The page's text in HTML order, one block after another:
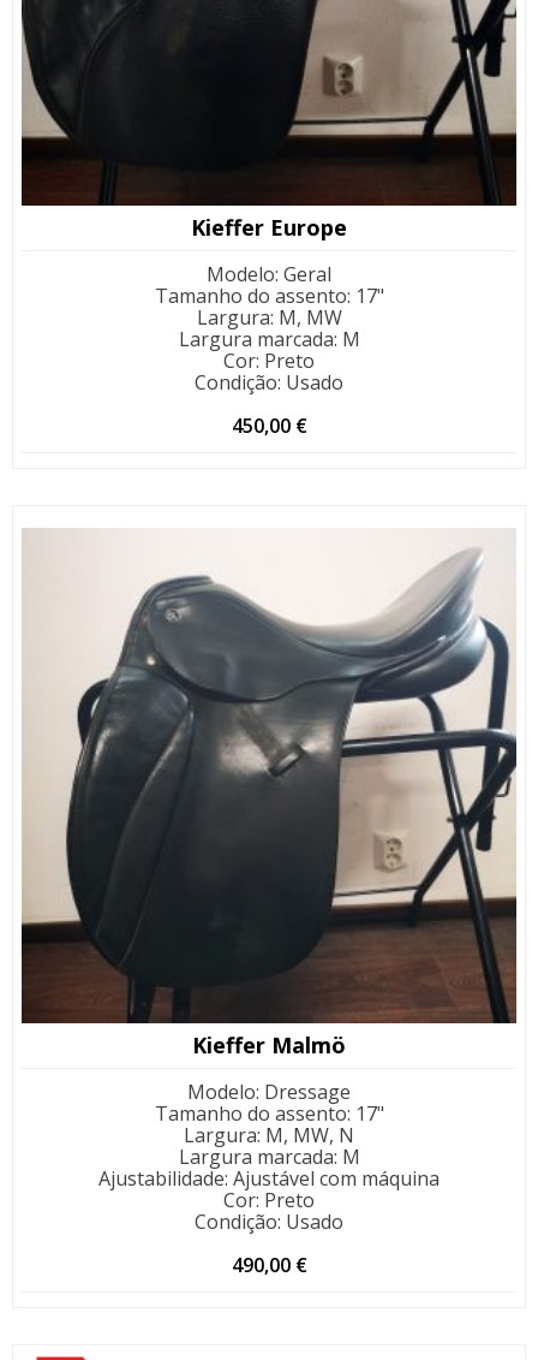
Kieffer Europe
Modelo: Geral
Tamanho do assento: 17"
Largura: M, MW
Largura marcada: M
Cor: Preto
Condição: Usado
450,00 €
Kieffer Malmö
Modelo: Dressage
Tamanho do assento: 17"
Largura: M, MW, N
Largura marcada: M
Ajustabilidade: Ajustável com máquina
Cor: Preto
Condição: Usado
490,00 €